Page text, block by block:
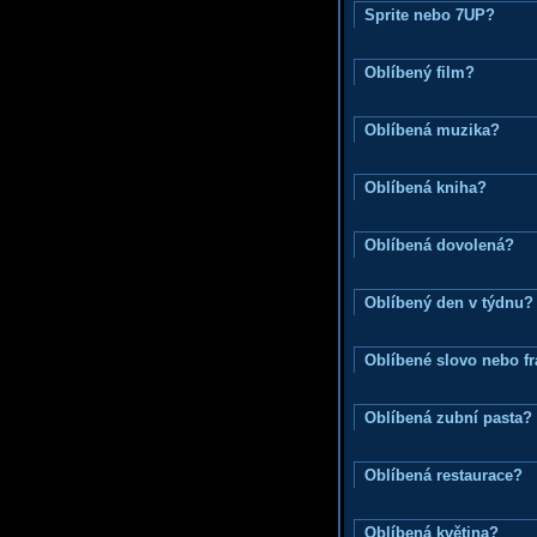
Sprite nebo 7UP?
Oblíbený film?
Oblíbená muzika?
Oblíbená kniha?
Oblíbená dovolená?
Oblíbený den v týdnu?
Oblíbené slovo nebo
Oblíbená zubní pasta?
Oblíbená restaurace?
Oblíbená květina?